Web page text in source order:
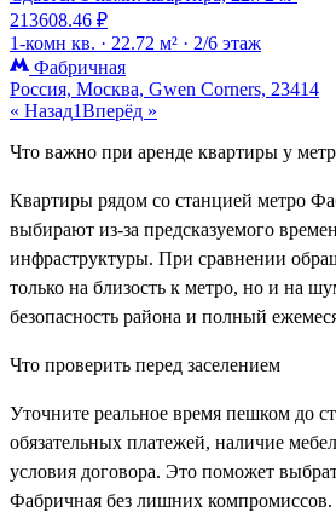
213608.46 ₽
1-комн кв. · 22.72 м² · 2/6 этаж
Фабричная
Россия, Москва, Gwen Corners, 23414
« Назад1Вперёд »
Что важно при аренде квартиры у
Квартиры рядом со станцией метро
выбирают из-за предсказуемого
инфраструктуры. При сравнении
только на близость к метро, но и на
безопасность района и полный
Что проверить перед заселением
Уточните реальное время пешком до
обязательных платежей, наличие
условия договора. Это поможет
Фабричная без лишних компромиссов.